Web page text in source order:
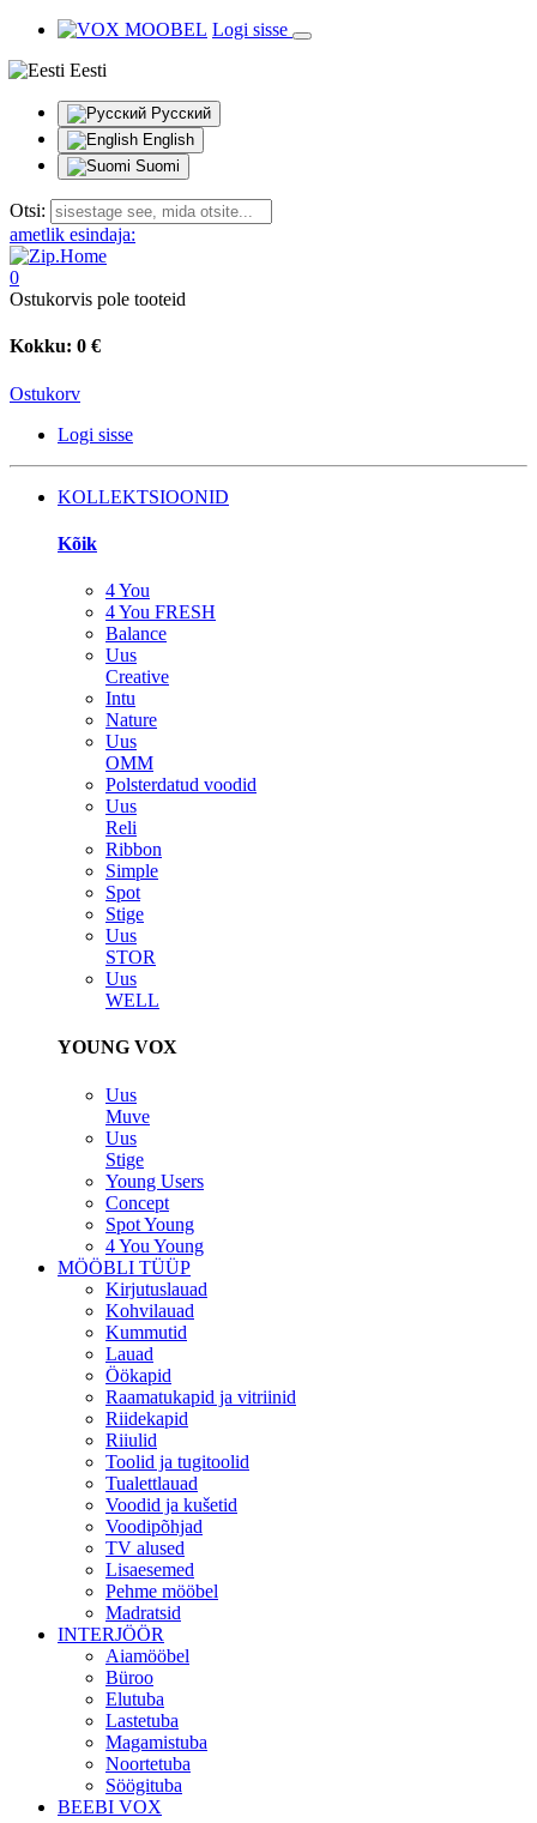
Logi sisse
Eesti
Русский
English
Suomi
Otsi:
ametlik esindaja:
0
Ostukorvis pole tooteid
Kokku: 0 €
Ostukorv
Logi sisse
KOLLEKTSIOONID
Kõik
4 You
4 You FRESH
Balance
Uus
Creative
Intu
Nature
Uus
OMM
Polsterdatud voodid
Uus
Reli
Ribbon
Simple
Spot
Stige
Uus
STOR
Uus
WELL
YOUNG VOX
Uus
Muve
Uus
Stige
Young Users
Concept
Spot Young
4 You Young
MÖÖBLI TÜÜP
Kirjutuslauad
Kohvilauad
Kummutid
Lauad
Öökapid
Raamatukapid ja vitriinid
Riidekapid
Riiulid
Toolid ja tugitoolid
Tualettlauad
Voodid ja kušetid
Voodipõhjad
TV alused
Lisaesemed
Pehme mööbel
Madratsid
INTERJÖÖR
Aiamööbel
Büroo
Elutuba
Lastetuba
Magamistuba
Noortetuba
Söögituba
BEEBI VOX